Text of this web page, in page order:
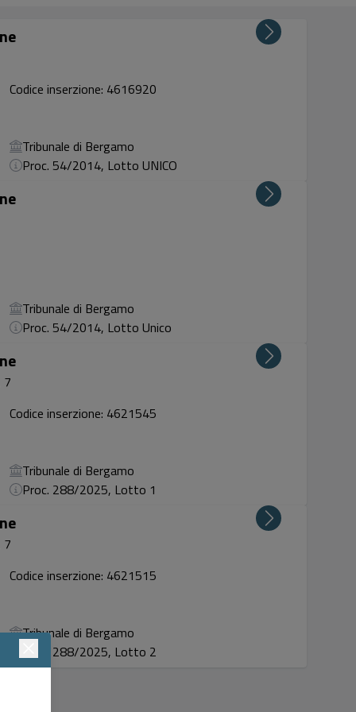
Codice inserzione: 4616920
Tribunale di Bergamo
Proc. 54/2014, Lotto UNICO
Tribunale di Bergamo
Proc. 54/2014, Lotto Unico
7
Codice inserzione: 4621545
Tribunale di Bergamo
Proc. 288/2025, Lotto 1
7
Codice inserzione: 4621515
Tribunale di Bergamo
Proc. 288/2025, Lotto 2